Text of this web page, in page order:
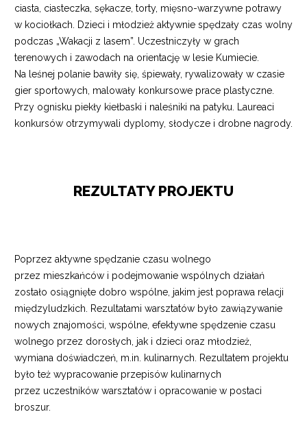
ciasta, ciasteczka, sękacze, torty, mięsno-warzywne potrawy
w kociołkach. Dzieci i młodzież aktywnie spędzały czas wolny
podczas „Wakacji z lasem”. Uczestniczyły w grach
terenowych i zawodach na orientację w lesie Kumiecie.
Na leśnej polanie bawiły się, śpiewały, rywalizowały w czasie
gier sportowych, malowały konkursowe prace plastyczne.
Przy ognisku piekły kiełbaski i naleśniki na patyku. Laureaci
konkursów otrzymywali dyplomy, słodycze i drobne nagrody.
REZULTATY PROJEKTU
Poprzez aktywne spędzanie czasu wolnego
przez mieszkańców i podejmowanie wspólnych działań
zostało osiągnięte dobro wspólne, jakim jest poprawa relacji
międzyludzkich. Rezultatami warsztatów było zawiązywanie
nowych znajomości, wspólne, efektywne spędzenie czasu
wolnego przez dorosłych, jak i dzieci oraz młodzież,
wymiana doświadczeń, m.in. kulinarnych. Rezultatem projektu
było też wypracowanie przepisów kulinarnych
przez uczestników warsztatów i opracowanie w postaci
broszur.